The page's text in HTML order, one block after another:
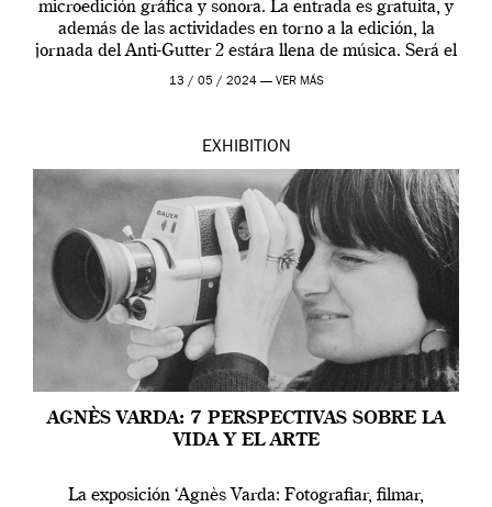
microedición gráfica y sonora. La entrada es gratuita, y
además de las actividades en torno a la edición, la
jornada del Anti-Gutter 2 estára llena de música. Será el
[…]
13 / 05 / 2024 — VER MÁS
EXHIBITION
AGNÈS VARDA: 7 PERSPECTIVAS SOBRE LA
VIDA Y EL ARTE
La exposición ‘Agnès Varda: Fotografiar, filmar,